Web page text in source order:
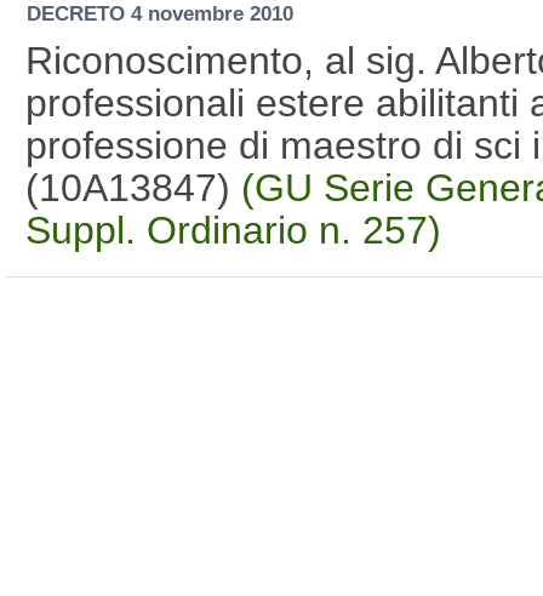
DECRETO 4 novembre 2010
Riconoscimento, al sig.
professionali estere abilitanti
professione di maestro di sci
(10A13847) (GU Serie
Suppl. Ordinario n. 257)